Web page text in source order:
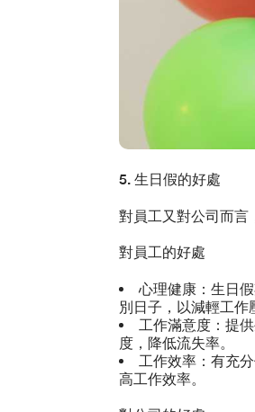
5. 生日假的好處
對員工又對公司而言
對員工的好處
心理健康：生日
別日子，以減輕工作
工作滿意度：提
度，降低流失率。
工作效率：有充
高工作效率。